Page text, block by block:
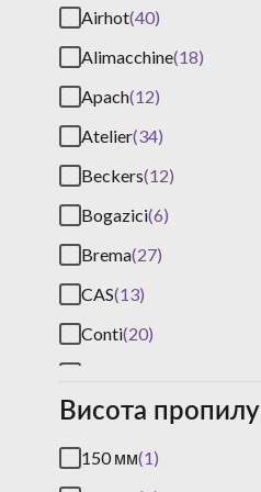
Airhot(40)
Alimacchine(18)
Apach(12)
Atelier(34)
Beckers(12)
Bogazici(6)
Brema(27)
CAS(13)
Conti(20)
DVA(4)
EWT Inox(23)
Висота пропилу
150 мм(1)